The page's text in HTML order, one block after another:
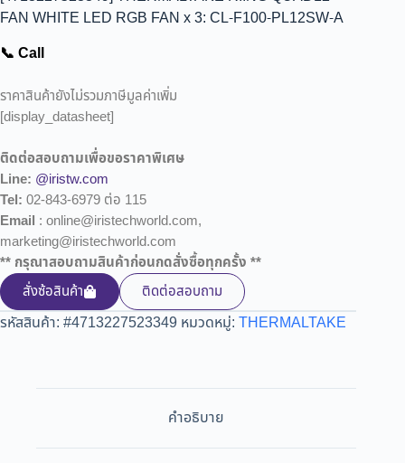
FAN WHITE LED RGB FAN x 3: CL-F100-PL12SW-A
📞 Call
ราคาสินค้ายังไม่รวมภาษีมูลค่าเพิ่ม
[display_datasheet]
ติดต่อสอบถามเพื่อขอราคาพิเศษ
Line: @iristw.com
Tel: 02-843-6979 ต่อ 115
Email : online@iristechworld.com,
marketing@iristechworld.com
** กรุณาสอบถามสินค้าก่อนกดสั่งซื้อทุกครั้ง **
สั่งซ้อสินค้า
ติดต่อสอบถาม
รหัสสินค้า: #4713227523349 หมวดหมู่: THERMALTAKE
คำอธิบาย